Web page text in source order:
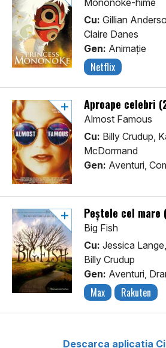
Mononoke-hime
Cu: Gillian
Claire Danes
Gen: Animaţie
Netflix
Aproape celebri
Almost Famous
Cu: Billy Crudup,
McDormand
Gen: Aventuri,
Peștele cel mare
Big Fish
Cu: Jessica
Billy Crudup
Gen: Aventuri,
Max Rakuten
Descarca aplicatia